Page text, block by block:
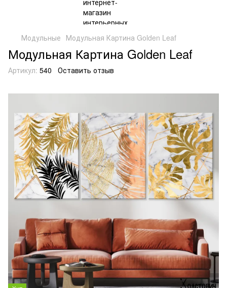
Модульные Модульная Картина Golden Leaf
Модульная Картина Golden Leaf
Артикул: 540 Оставить отзыв